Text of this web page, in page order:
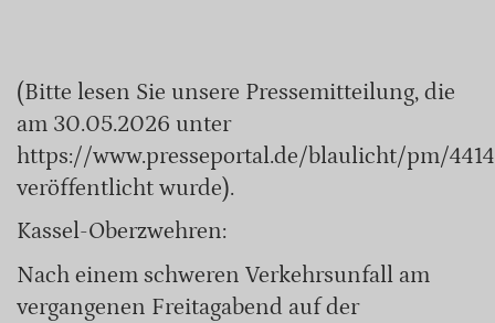
(Bitte lesen Sie unsere Pressemitteilung, die
am 30.05.2026 unter
https://www.presseportal.de/blaulicht/pm/
veröffentlicht wurde).
Kassel-Oberzwehren:
Nach einem schweren Verkehrsunfall am
vergangenen Freitagabend auf der